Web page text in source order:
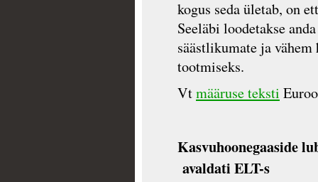
kogus seda ületab, on
Seeläbi loodetakse
säästlikumate ja
tootmiseks.
Vtmääruse teksti
Kasvuhoonegaaside
avaldati ELT-s